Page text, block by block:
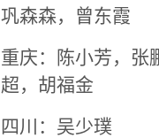
巩森森，曾东霞
重庆：陈小芳，张
超，胡福金
四川：吴少璞